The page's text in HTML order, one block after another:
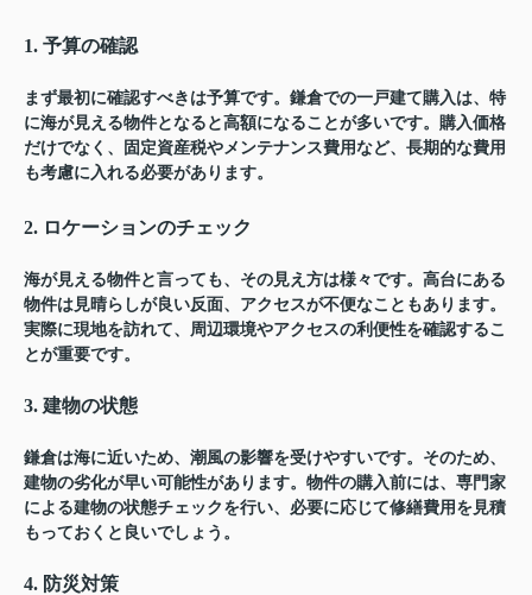
1. 予算の確認
まず最初に確認すべきは予算です。鎌倉での一戸建て購入は、特
に海が見える物件となると高額になることが多いです。購入価格
だけでなく、固定資産税やメンテナンス費用など、長期的な費用
も考慮に入れる必要があります。
2. ロケーションのチェック
海が見える物件と言っても、その見え方は様々です。高台にある
物件は見晴らしが良い反面、アクセスが不便なこともあります。
実際に現地を訪れて、周辺環境やアクセスの利便性を確認するこ
とが重要です。
3. 建物の状態
鎌倉は海に近いため、潮風の影響を受けやすいです。そのため、
建物の劣化が早い可能性があります。物件の購入前には、専門家
による建物の状態チェックを行い、必要に応じて修繕費用を見積
もっておくと良いでしょう。
4. 防災対策